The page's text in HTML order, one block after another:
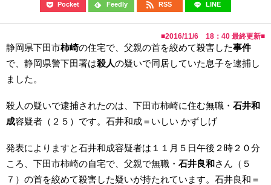
Pocket Feedly RSS LINE
■2016/11/6 18：40 最終更新■
静岡県下田市柿崎の住宅で、父親の首を絞めて殺害した事件
で、静岡県警下田署は殺人の疑いで同居していた息子を逮捕し
ました。
殺人の疑いで逮捕されたのは、下田市柿崎に住む無職・ 石井和
成容疑者（２５）です。石井和成＝いしい かずしげ
発表によりますと石井和成容疑者は１１月５日午後２時２０分
ころ、下田市柿崎の自宅で、父親で無職・ 石井良和さん（５
７）の首を絞めて殺害した疑いが持たれています。石井良和＝